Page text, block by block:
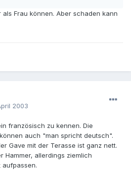
Frau können. Aber schaden kann
2003
französisch zu kennen. Die
auch "man spricht deutsch".
Gave mit der Terasse ist ganz nett.
Hammer, allerdings ziemlich
aufpassen.